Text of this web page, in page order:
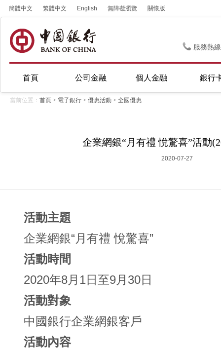
簡體中文 繁體中文 English 無障礙瀏覽 關懷版
服務熱
首頁 公司金融 個人金融 銀行
當前位置： 首頁 > 電子銀行 > 優惠活動 > 全國優惠
企業網銀“月有禮 悅驚喜”活動
2020-07-27
活動主題
企業網銀“月有禮 悅驚喜”
活動時間
2020年8月1日至9月30日
活動對象
中國銀行企業網銀客戶
活動內容